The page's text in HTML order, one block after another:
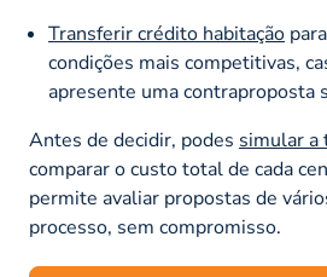
Transferir crédito habitação
condições mais competitivas,
apresente uma contraproposta
Antes de decidir, podes simular a
comparar o custo total de cada
permite avaliar propostas de
processo, sem compromisso.